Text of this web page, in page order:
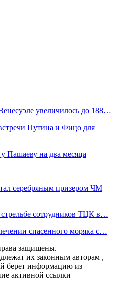
увеличилось до 188…
Путина и Фицо для
Пашаеву на два месяца
серебряным призером ЧМ
сотрудников ТЦК в…
спасенного моряка с…
защищены.
их законным авторам ,
берет информацию из
активной ссылки